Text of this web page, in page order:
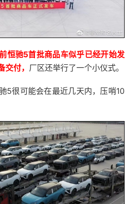
恒驰5首批商品车似乎已经开始发
付， 厂区还举行了一个小仪式。
5很可能会在最近几天内，压哨10